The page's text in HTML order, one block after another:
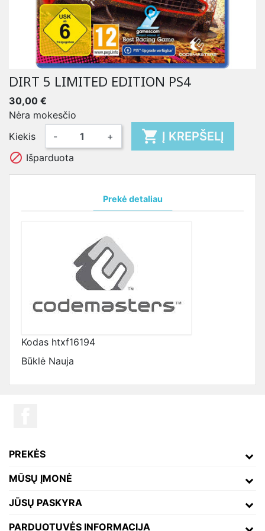
DIRT 5 LIMITED EDITION PS4
30,00 €
Nėra mokesčio
Kiekis
- +  Į KREPŠELĮ
 Išparduota
Prekė detaliau
Kodas htxf16194
Būklė Nauja
PREKĖS
MŪSŲ ĮMONĖ
JŪSŲ PASKYRA
PARDUOTUVĖS INFORMACIJA